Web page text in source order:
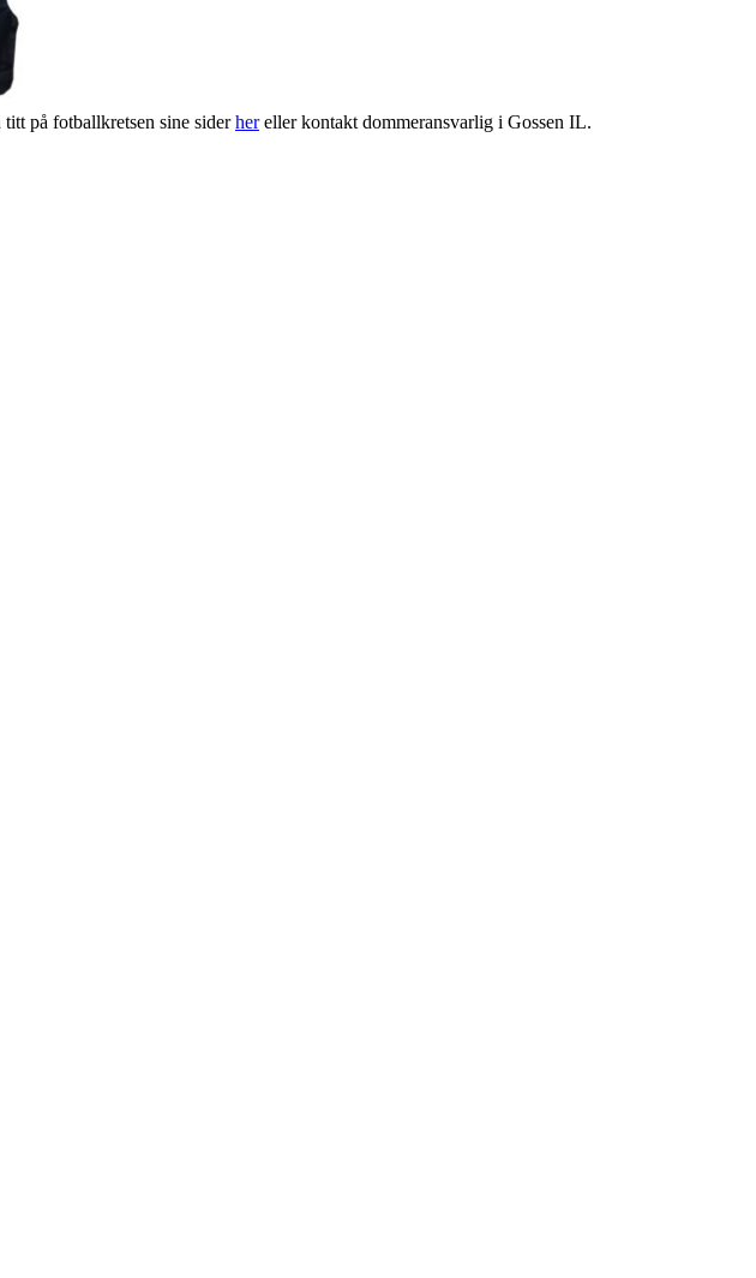
på fotballkretsen sine siderhereller kontakt dommeransvarlig i Gossen IL.